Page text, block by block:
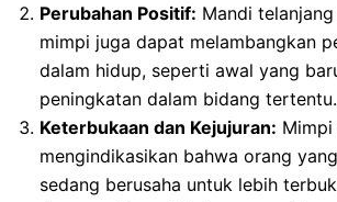
Perubahan Positif: Mandi
mimpi juga dapat melambangkan
dalam hidup, seperti awal yang
peningkatan dalam bidang tertentu.
Keterbukaan dan Kejujuran:
mengindikasikan bahwa orang
sedang berusaha untuk lebih